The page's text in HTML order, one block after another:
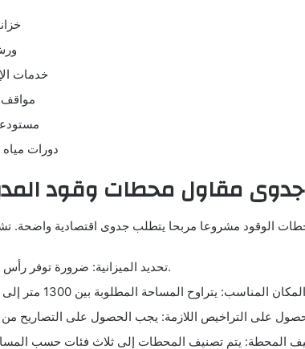
خدمات
دورات مياه
جدوى مقاول محطات وقود
تحديد الميزانية: ضرورة توفر رأس المال المناسب.